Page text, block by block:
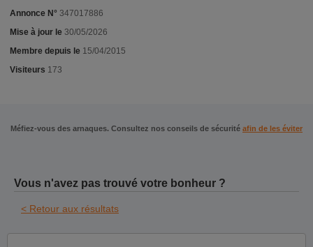
Annonce N° 347017886
Mise à jour le 30/05/2026
Membre depuis le 15/04/2015
Visiteurs 173
Méfiez-vous des arnaques. Consultez nos conseils de sécurité afin de les éviter
Vous n'avez pas trouvé votre bonheur ?
< Retour aux résultats